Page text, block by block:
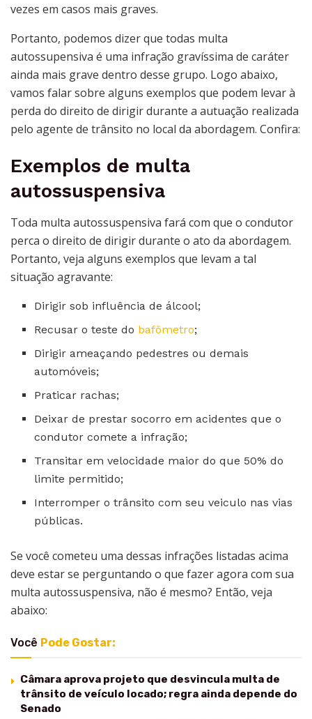
vezes em casos mais graves.
Portanto, podemos dizer que todas multa
autossupensiva é uma infração gravíssima de caráter
ainda mais grave dentro desse grupo. Logo abaixo,
vamos falar sobre alguns exemplos que podem levar à
perda do direito de dirigir durante a autuação realizada
pelo agente de trânsito no local da abordagem. Confira:
Exemplos de multa
autossuspensiva
Toda multa autossuspensiva fará com que o condutor
perca o direito de dirigir durante o ato da abordagem.
Portanto, veja alguns exemplos que levam a tal
situação agravante:
Dirigir sob influência de álcool;
Recusar o teste do bafômetro;
Dirigir ameaçando pedestres ou demais
automóveis;
Praticar rachas;
Deixar de prestar socorro em acidentes que o
condutor comete a infração;
Transitar em velocidade maior do que 50% do
limite permitido;
Interromper o trânsito com seu veiculo nas vias
públicas.
Se você cometeu uma dessas infrações listadas acima
deve estar se perguntando o que fazer agora com sua
multa autossuspensiva, não é mesmo? Então, veja
abaixo:
Você Pode Gostar:
Câmara aprova projeto que desvincula multa de
trânsito de veículo locado; regra ainda depende do
Senado